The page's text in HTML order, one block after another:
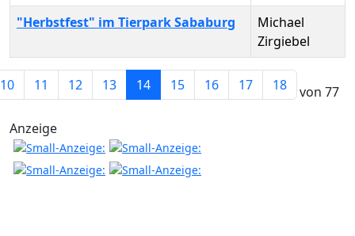
Beiträge
"Herbstfest" im Tierpark Sababurg
Michael
Zirgiebel
Seite 14 von 77
10 11 12 13 14 15 16 17 18
Anzeige